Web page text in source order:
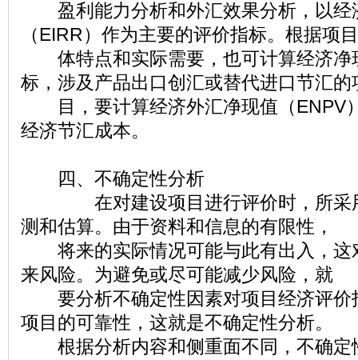
盈利能力分析和外汇效果分析，以经
（EIRR）作为主要的评价指标。根据项
体特点和实际需要，也可计算经济净
标，涉及产品出口创汇或替代进口节汇的
目，要计算经济外汇净现值（ENPV
经济节汇成本。
四、不确定性分析
在对建设项目进行评价时，所采用
测和估算。由于资料和信息的有限性，
将来的实际情况可能与此有出入，这
来风险。为避免或尽可能减少风险，就
要分析不确定性因素对项目经济评价
项目的可靠性，这就是不确定性分析。
根据分析内容和侧重面不同，不确定